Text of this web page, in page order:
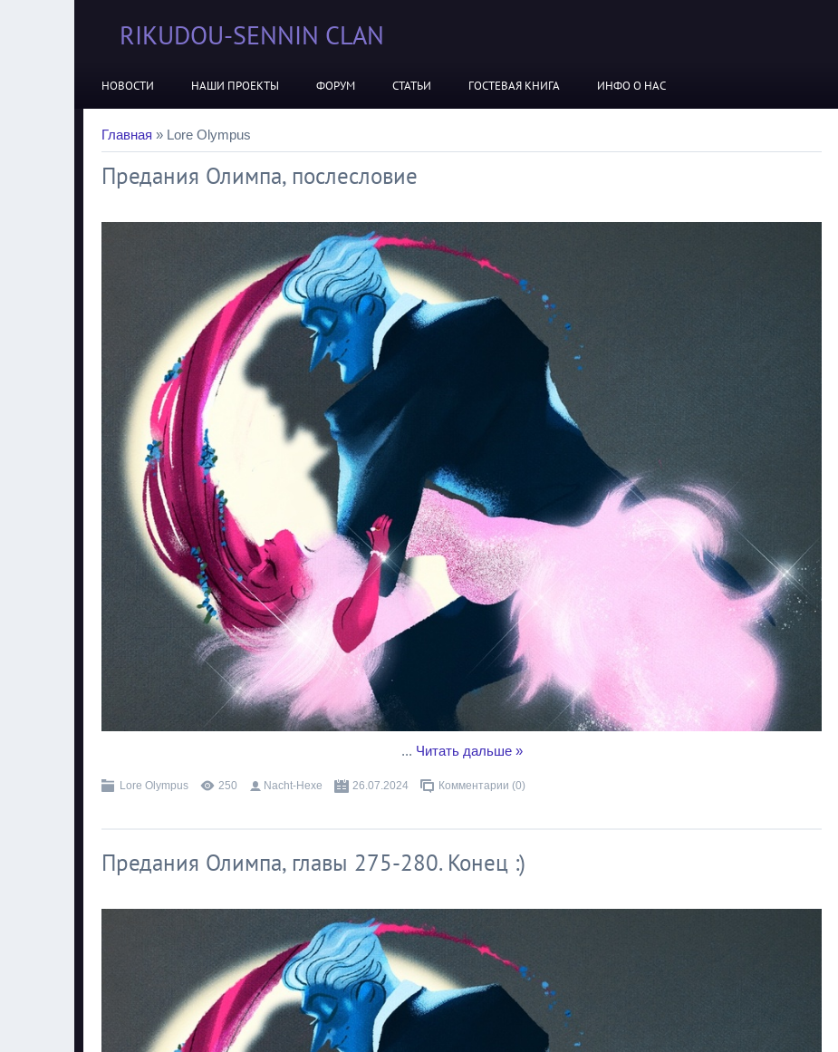
RIKUDOU-SENNIN CLAN
НОВОСТИ НАШИ ПРОЕКТЫ ФОРУМ СТАТЬИ ГОСТЕВАЯ КНИГА ИНФО О НАС
Главная » Lore Olympus
Предания Олимпа, послесловие
... Читать дальше »
Lore Olympus 250 Nacht-Hexe 26.07.2024 Комментарии (0)
Предания Олимпа, главы 275-280. Конец :)